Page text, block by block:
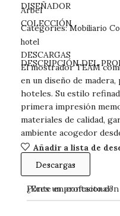
DESCRIPCIÓN DEL
El mostrador TEAM
en un diseño de
hoteles. Su estilo
primera impresión
materiales de calidad,
ambiente acogedor
Añadir a lista de
Descargas
¿Eres un profesional?
Ponte en contacto
DISEÑADOR
Arbel
COLECCIÓN
Categories:Mobiliario
hotel
DESCARGAS